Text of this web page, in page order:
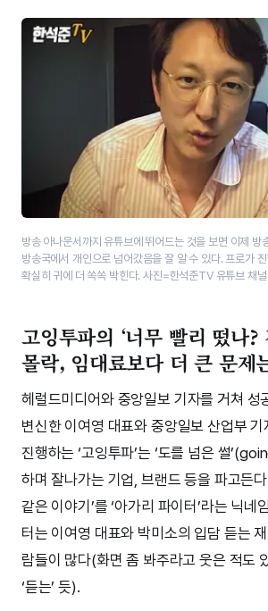
방송 아나운서까지 유튜브에 뛰어드는 것을 보면 이제 방
방송국에서 개인으로 넘어갔음을 잘 알 수 있다. 프로가
확실히 귀에 더 쏙쏙 박힌다. 사진=한석준TV 유튜브 채널
고잉투파의 ‘너무 빨리 떴나?
몰락, 임대료보다 더 큰 문제
헤럴드미디어와 중앙일보 기자를 거쳐 성
변신한 이여영 대표와 중앙일보 산업부
진행하는 ‘고잉투파’는 ‘도를 넘은 썰
하며 잘나가는 기업, 브랜드 등을 파고든
같은 이야기’를 ‘아가리 파이터’라는 닉네
터는 이여영 대표와 박미소의 입담 듣는
람들이 많다(화면 좀 봐주라고 웃은 적도
‘듣는’ 듯).